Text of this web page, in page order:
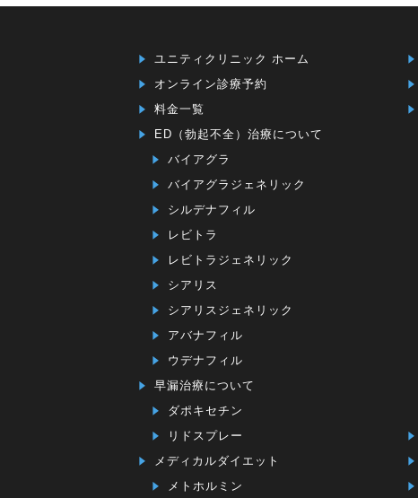
ユニティクリニック ホーム
オンライン診療予約
料金一覧
ED（勃起不全）治療について
バイアグラ
バイアグラジェネリック
シルデナフィル
レビトラ
レビトラジェネリック
シアリス
シアリスジェネリック
アバナフィル
ウデナフィル
早漏治療について
ダポキセチン
リドスプレー
メディカルダイエット
メトホルミン